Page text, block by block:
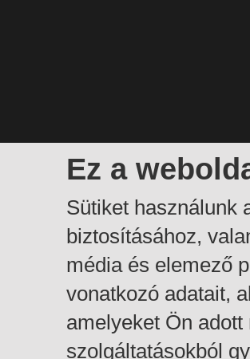
Ez a
Sütiket használunk
biztosításához,
média és elemező
vonatkozó adatait,
amelyeket Ön
szolgáltatásokból